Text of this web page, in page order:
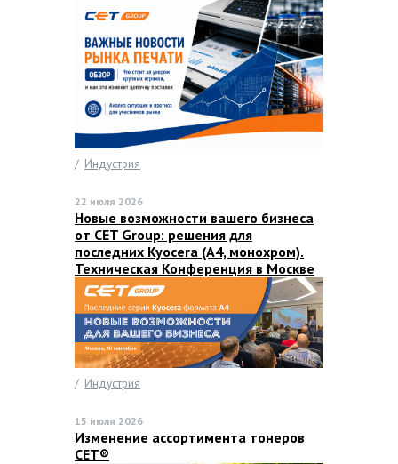
/ Индустрия
22 июля 2026
Новые возможности вашего бизнеса
от CET Group: решения для
последних Kyocera (А4, монохром).
Техническая Конференция в Москве
/ Индустрия
15 июля 2026
Изменение ассортимента тонеров
CET®